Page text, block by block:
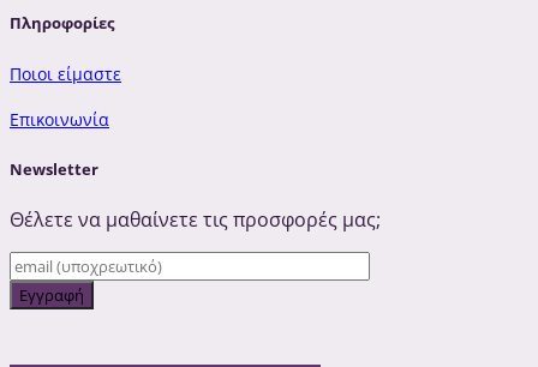
Πληροφορίες
Ποιοι είμαστε
Επικοινωνία
Newsletter
Θέλετε να μαθαίνετε τις προσφορές μας;